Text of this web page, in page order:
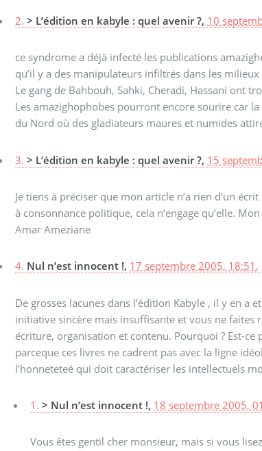
2. > L’édition en kabyle : quel avenir ?, 10
ce syndrome a déjà infecté les publications
qu’il y a des manipulateurs infiltrés dans les milieux
Le gang de Bahbouh, Sahki, Cheradi, Hassani ont
Les amazighophobes pourront encore sourire car
du Nord où des gladiateurs maures et numides
3. > L’édition en kabyle : quel avenir ?, 15
Je tiens à préciser que mon article n’a rien d’un
à consonnance politique, cela n’engage qu’elle.
Amar Ameziane
4. Nul n’est innocent !, 17 septembre 2005, 18:51 ,
De grosses lacunes dans l’édition Kabyle , il y en a
initiative sincère mais insuffisante et vous ne faites
écriture, organisation et contenu. Pourquoi ? Est-ce
parceque ces livres ne cadrent pas avec la ligne
l’honneteteé qui doit caractériser les intellectuels
1. > Nul n’est innocent !, 18 septembre 2005,
Vous êtes gentil cher monsieur, mais si vous